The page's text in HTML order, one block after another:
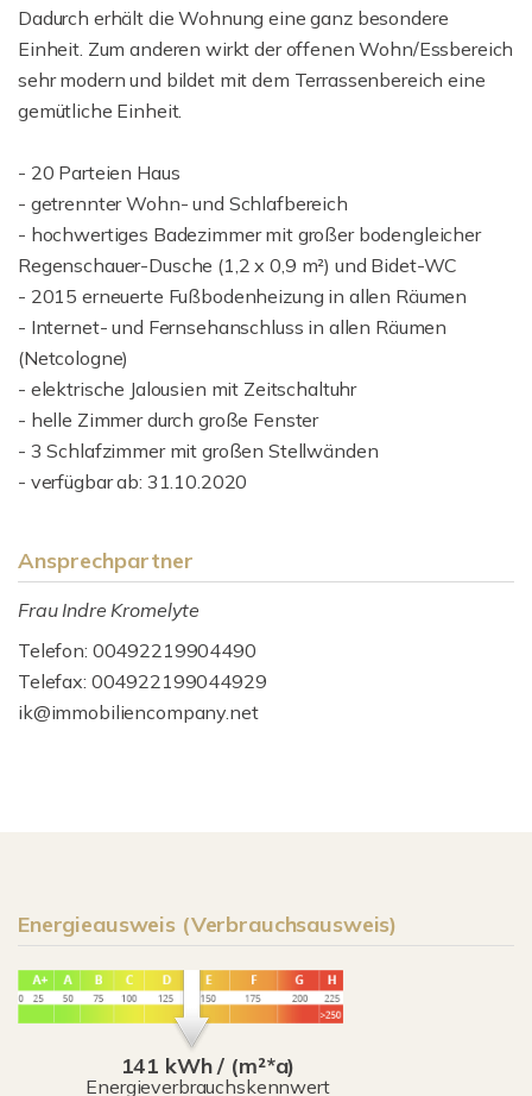
Dadurch erhält die Wohnung eine ganz besondere
Einheit. Zum anderen wirkt der offenen Wohn/Essbereich
sehr modern und bildet mit dem Terrassenbereich eine
gemütliche Einheit.
- 20 Parteien Haus
- getrennter Wohn- und Schlafbereich
- hochwertiges Badezimmer mit großer bodengleicher
Regenschauer-Dusche (1,2 x 0,9 m²) und Bidet-WC
- 2015 erneuerte Fußbodenheizung in allen Räumen
- Internet- und Fernsehanschluss in allen Räumen
(Netcologne)
- elektrische Jalousien mit Zeitschaltuhr
- helle Zimmer durch große Fenster
- 3 Schlafzimmer mit großen Stellwänden
- verfügbar ab: 31.10.2020
Ansprechpartner
Frau Indre Kromelyte
Telefon: 00492219904490
Telefax: 004922199044929
ik@immobiliencompany.net
Energieausweis (Verbrauchsausweis)
141 kWh / (m²*a)
Energieverbrauchskennwert